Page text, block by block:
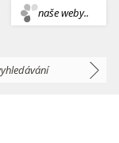
naše weby..